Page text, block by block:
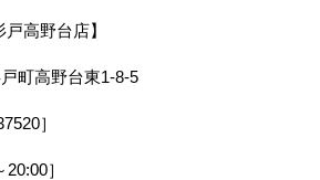
戸高野台店】
町高野台東1-8-5
］
］